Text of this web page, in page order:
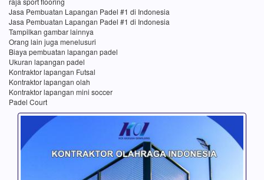
Jasa Pembuatan Lapangan Padel #1 di Indonesia
Jasa Pembuatan Lapangan Padel #1 di Indonesia
Tampilkan gambar lainnya
Orang lain juga menelusuri
Biaya pembuatan lapangan padel
Ukuran lapangan padel
Kontraktor lapangan Futsal
Kontraktor lapangan olah
Kontraktor lapangan mini soccer
Padel Court